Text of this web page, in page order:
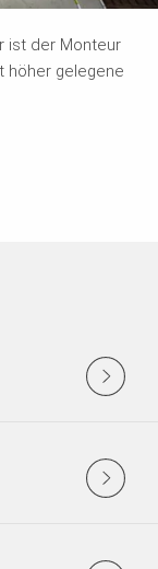
ist der Monteur
höher gelegene